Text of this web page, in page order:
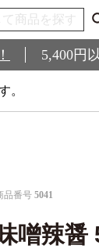
5,400円
。
品番号 5041
噌辣醤